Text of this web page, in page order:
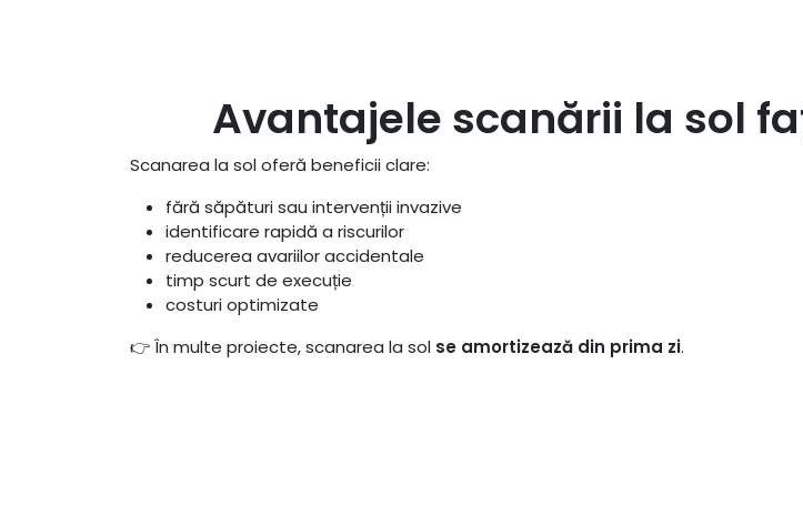
Avantajele scanării la sol
Scanarea la sol oferă beneficii clare:
fără săpături sau intervenții invazive
identificare rapidă a riscurilor
reducerea avariilor accidentale
timp scurt de execuție
costuri optimizate
👉 În multe proiecte, scanarea la sol se amortizează din prima zi.